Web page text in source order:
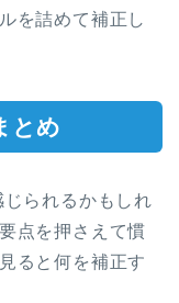
を詰めて補正し
とめ
られるかもしれ
点を押さえて慣
ると何を補正す